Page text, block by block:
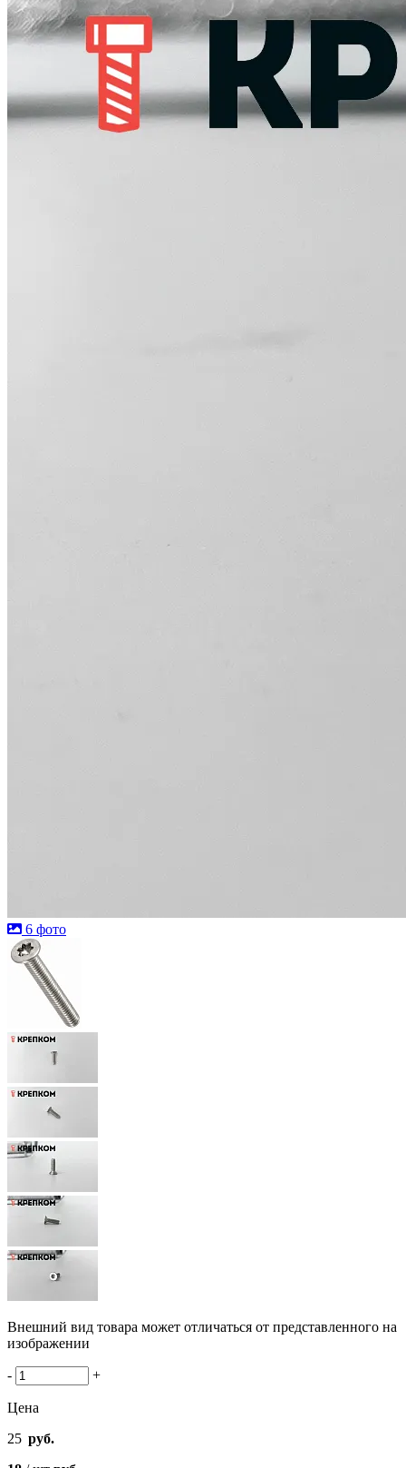
6 фото
Внешний вид товара может отличаться от представленного на
изображении
- +
Цена
25 руб.